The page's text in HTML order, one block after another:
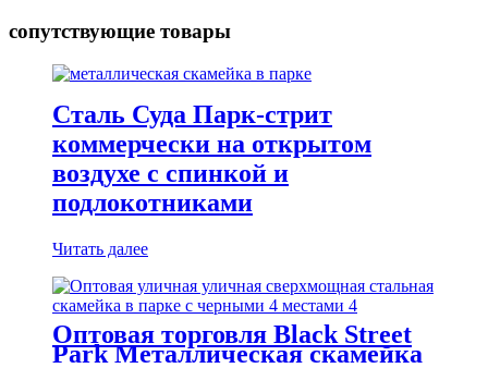
сопутствующие товары
Сталь Суда Парк-стрит
коммерчески на открытом
воздухе с спинкой и
подлокотниками
Читать далее
Оптовая торговля Black Street
Park Металлическая скамейка